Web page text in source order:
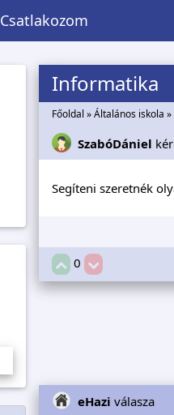
Csatlakozom
Informatika
Főoldal »Általános iskola »
SzabóDániel
Segíteni szeretnék
0
eHazi válasza